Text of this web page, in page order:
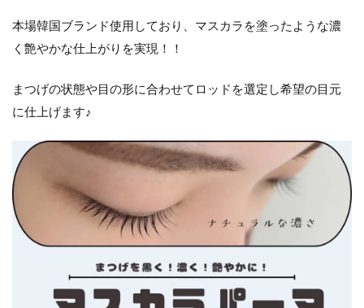
本場韓国ブランド使用しており、マスカラを塗ったような濃
く艶やかな仕上がりを実現！！
まつげの状態や目の形に合わせてロッドを選定し希望の目元
に仕上げます♪